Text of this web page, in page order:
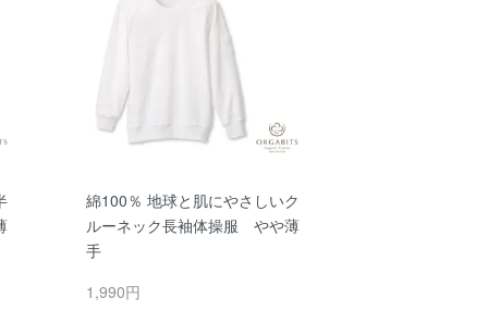
綿100％ 地球と肌にやさしいク
ルーネック長袖体操服 やや薄
手
1,990円